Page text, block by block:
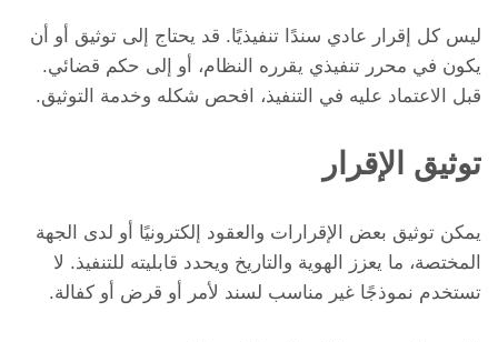
ليس كل إقرار عادي سندًا تنفيذيًا. قد يحتاج إلى توثيق أو أن
يكون في محرر تنفيذي يقرره النظام، أو إلى حكم قضائي.
قبل الاعتماد عليه في التنفيذ، افحص شكله وخدمة التوثيق.
توثيق الإقرار
يمكن توثيق بعض الإقرارات والعقود إلكترونيًا أو لدى الجهة
المختصة، ما يعزز الهوية والتاريخ ويحدد قابليته للتنفيذ. لا
تستخدم نموذجًا غير مناسب لسند لأمر أو قرض أو كفالة.